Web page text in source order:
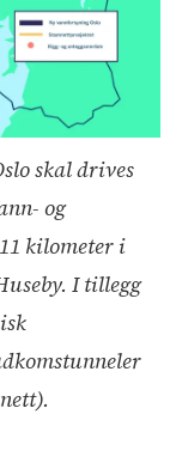
skal drives
og
kilometer i
I tillegg